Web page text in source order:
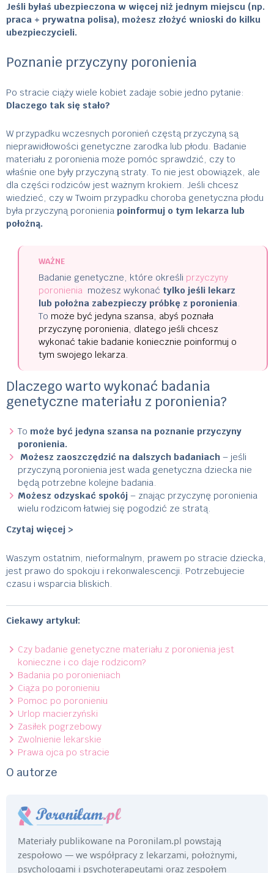
Jeśli byłaś ubezpieczona w więcej niż jednym miejscu (np.
praca + prywatna polisa), możesz złożyć wnioski do kilku
ubezpieczycieli.
Poznanie przyczyny poronienia
Po stracie ciąży wiele kobiet zadaje sobie jedno pytanie:
Dlaczego tak się stało?
W przypadku wczesnych poronień częstą przyczyną są
nieprawidłowości genetyczne zarodka lub płodu. Badanie
materiału z poronienia może pomóc sprawdzić, czy to
właśnie one były przyczyną straty. To nie jest obowiązek, ale
dla części rodziców jest ważnym krokiem. Jeśli chcesz
wiedzieć, czy w Twoim przypadku choroba genetyczna płodu
była przyczyną poronienia poinformuj o tym lekarza lub
położną.
WAŻNE
Badanie genetyczne, które określi przyczyny
poronieniamożesz wykonać tylko jeśli lekarz
lub położna zabezpieczy próbkę z poronienia.
To może być jedyna szansa, abyś poznała
przyczynę poronienia, dlatego jeśli chcesz
wykonać takie badanie koniecznie poinformuj o
tym swojego lekarza.
Dlaczego warto wykonać badania
genetyczne materiału z poronienia?
To może być jedyna szansa na poznanie przyczyny
poronienia.
Możesz zaoszczędzić na dalszych badaniach– jeśli
przyczyną poronienia jest wada genetyczna dziecka nie
będą potrzebne kolejne badania.
Możesz odzyskać spokój– znając przyczynę poronienia
wielu rodzicom łatwiej się pogodzić ze stratą.
Czytaj więcej >
Waszym ostatnim, nieformalnym, prawem po stracie dziecka,
jest prawo do spokoju i rekonwalescencji. Potrzebujecie
czasu i wsparcia bliskich.
Ciekawy artykuł:
Czy badanie genetyczne materiału z poronienia jest
konieczne i co daje rodzicom?
Badania po poronieniach
Ciąża po poronieniu
Pomoc po poronieniu
Urlop macierzyński
Zasiłek pogrzebowy
Zwolnienie lekarskie
Prawa ojca po stracie
O autorze
Materiały publikowane na Poronilam.pl powstają
zespołowo — we współpracy z lekarzami, położnymi,
psychologami i psychoterapeutami oraz zespołem